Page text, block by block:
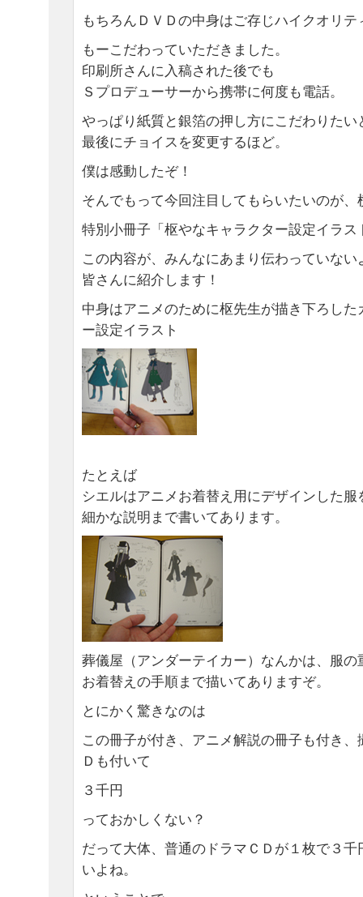
もちろんＤＶＤの中身はご存じハイクオリ
もーこだわっていただきました。
印刷所さんに入稿された後でも
Ｓプロデューサーから携帯に何度も電話。
やっぱり紙質と銀箔の押し方にこだわりたい
最後にチョイスを変更するほど。
僕は感動したぞ！
そんでもって今回注目してもらいたいのが、
特別小冊子「枢やなキャラクター設定イラ
この内容が、みんなにあまり伝わっていない
皆さんに紹介します！
中身はアニメのために枢先生が描き下ろし
ー設定イラスト
たとえば
シエルはアニメお着替え用にデザインした服
細かな説明まで書いてあります。
葬儀屋（アンダーテイカー）なんかは、服の
お着替えの手順まで描いてありますぞ。
とにかく驚きなのは
この冊子が付き、アニメ解説の冊子も付き
Ｄも付いて
３千円
っておかしくない？
だって大体、普通のドラマＣＤが１枚で３
いよね。